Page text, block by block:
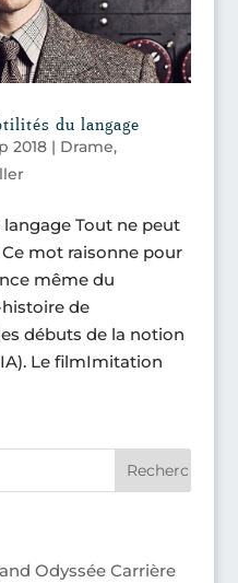
du langage
2018| Drame,
Tout ne peut
mot raisonne pour
même du
de
débuts de la notion
Le filmImitation
Odyssée Carrière